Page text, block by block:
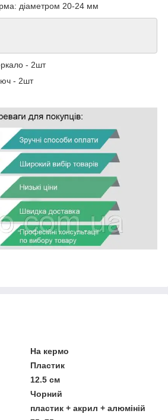
діаметром 20-24 мм
- 2шт
- 2шт
На кермо
Пластик
12.5 см
Чорний
пластик + акрил + алюміній